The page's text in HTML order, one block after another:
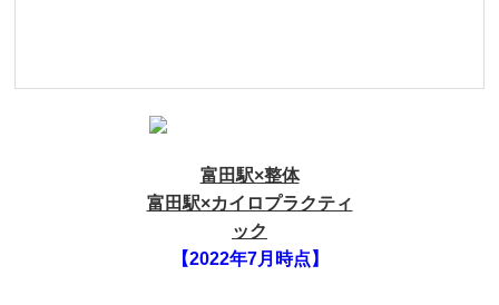
富田駅×整体
富田駅×カイロプラクティ
ック
【2022年7月時点】